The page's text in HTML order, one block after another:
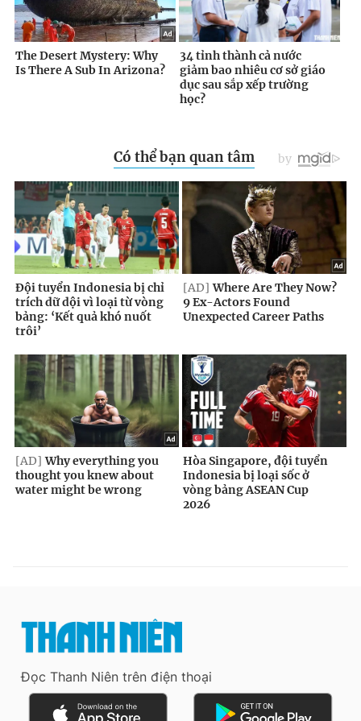
Đọc Thanh Niên trên điện thoại